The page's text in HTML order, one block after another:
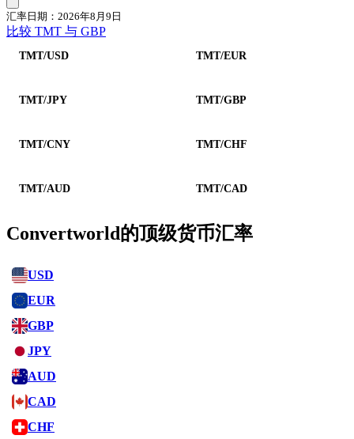
汇率日期：2026年8月9日
比较 TMT 与 GBP
TMT/USD TMT/EUR
TMT/JPY TMT/GBP
TMT/CNY TMT/CHF
TMT/AUD TMT/CAD
Convertworld的顶级货币汇率
USD
EUR
GBP
JPY
AUD
CAD
CHF